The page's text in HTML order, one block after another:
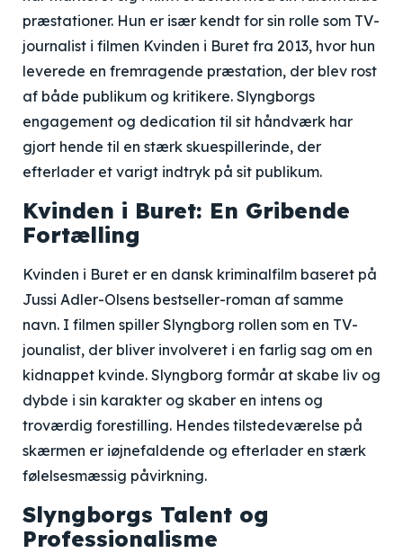
præstationer. Hun er især kendt for sin rolle som TV-
journalist i filmen Kvinden i Buret fra 2013, hvor hun
leverede en fremragende præstation, der blev rost
af både publikum og kritikere. Slyngborgs
engagement og dedication til sit håndværk har
gjort hende til en stærk skuespillerinde, der
efterlader et varigt indtryk på sit publikum.
Kvinden i Buret: En Gribende
Fortælling
Kvinden i Buret er en dansk kriminalfilm baseret på
Jussi Adler-Olsens bestseller-roman af samme
navn. I filmen spiller Slyngborg rollen som en TV-
jounalist, der bliver involveret i en farlig sag om en
kidnappet kvinde. Slyngborg formår at skabe liv og
dybde i sin karakter og skaber en intens og
troværdig forestilling. Hendes tilstedeværelse på
skærmen er iøjnefaldende og efterlader en stærk
følelsesmæssig påvirkning.
Slyngborgs Talent og
Professionalisme